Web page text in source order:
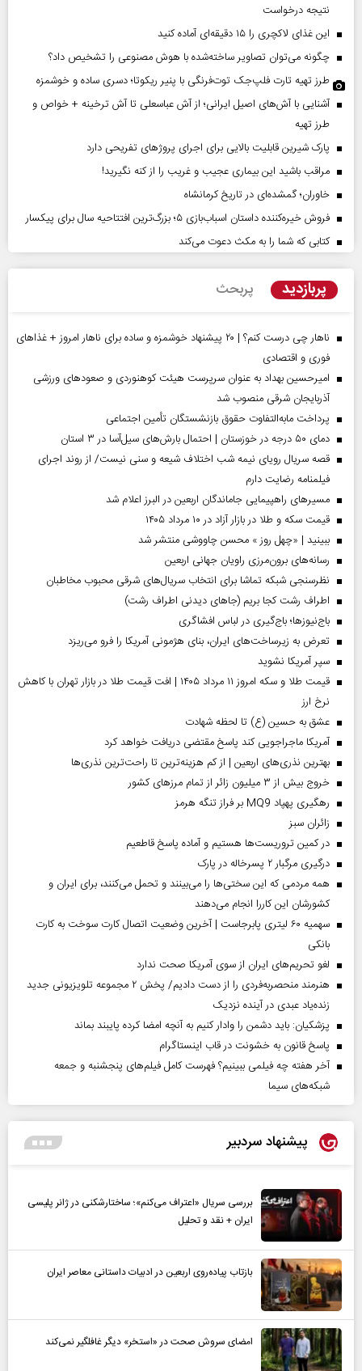
نتیجه درخواست
این غذای لاکچری را ۱۵ دقیقه‌ای آماده کنید
چگونه می‌توان تصاویر ساخته‌شده با هوش مصنوعی را تشخیص داد؟
طرز تهیه تارت فلپ‌جک توت‌فرنگی با پنیر ریکوتا؛ دسری ساده و خوشمزه
آشنایی با آش‌های اصیل ایرانی؛ از آش عباسعلی تا آش ترخینه + خواص و
طرز تهیه
پارک شیرین قابلیت‌ بالایی برای اجرای پروژهای تفریحی دارد
مراقب باشید این بیماری عجیب و غریب را از کنه نگیرید!
خاوران؛ گمشده‌ای در تاریخ کرمانشاه
فروش خیره‌کننده داستان اسباب‌بازی ۵؛ بزرگ‌ترین افتتاحیه سال برای پیکسار
کتابی که شما را به مکث دعوت می‌کند
پربازدید پربحث
ناهار چی درست کنم؟ | ۲۰ پیشنهاد خوشمزه و ساده برای ناهار امروز + غذاهای
فوری و اقتصادی
امیرحسین بهداد به عنوان سرپرست هیئت کوهنوردی و صعودهای ورزشی
آذربایجان شرقی منصوب شد
پرداخت مابه‌التفاوت حقوق بازنشستگان تأمین اجتماعی
دمای ۵۰ درجه در خوزستان | احتمال بارش‌های سیل‌آسا در ۳ استان
قصه سریال رویای نیمه شب اختلاف شیعه و سنی نیست/ از روند اجرای
فیلمنامه رضایت دارم
مسیر‌های راهپیمایی جاماندگان اربعین در البرز اعلام شد
قیمت سکه و طلا در بازار آزاد در ۱۰ مرداد ۱۴۰۵
ببینید | «چهل روز » محسن چاووشی منتشر شد
رسانه‌های برون‌مرزی راویان جهانی اربعین
نظرسنجی شبکه تماشا برای انتخاب سریال‌های شرقی محبوب مخاطبان
اطراف رشت کجا بریم (جاهای دیدنی اطراف رشت)
باج‌نیوزها؛ باج‌گیری در لباس افشاگری
تعرض به زیرساخت‌های ایران، بنای هژمونی آمریکا را فرو می‌ریزد
سپر آمریکا نشوید
قیمت طلا و سکه امروز ۱۱ مرداد ۱۴۰۵ | افت قیمت طلا در بازار تهران با کاهش
نرخ ارز
عشق به حسین (ع) تا لحظه شهادت
آمریکا ماجراجویی کند پاسخ مقتضی دریافت خواهد کرد
بهترین نذری‌های اربعین | از کم هزینه‌ترین تا راحت‌ترین نذری‌ها
خروج بیش از ۳ میلیون زائر از تمام مرز‌های کشور
رهگیری پهپاد MQ9 بر فراز تنگه هرمز
‌زائران سبز
در کمین تروریست‌ها هستیم و آماده پاسخ قاطعیم
درگیری مرگبار ۲ پسرخاله در پارک
همه مردمی که این سختی‌ها را می‌بینند و تحمل می‌کنند، برای ایران و
کشورشان این کاررا انجام می‌دهند
سهمیه ۶۰ لیتری پابرجاست | آخرین وضعیت اتصال کارت سوخت به کارت
بانکی
لغو تحریم‌های ایران از سوی آمریکا صحت ندارد
هنرمند منحصر‌به‌فردی را از دست دادیم/ پخش ۲ مجموعه تلویزیونی جدید
زنده‌یاد عبدی در آینده نزدیک
پزشکیان: باید دشمن را وادار کنیم به آنچه امضا کرده پایبند بماند
پاسخ قانون به خشونت در قاب اینستاگرام
آخر هفته چه فیلمی ببینیم؟ فهرست کامل فیلم‌های پنجشنبه و جمعه
شبکه‌های سیما
پیشنهاد سردبیر
بررسی سریال «اعتراف می‌کنم»؛ ساختارشکنی در ژانر پلیسی
ایران + نقد و تحلیل
بازتاب پیاده‌روی اربعین در ادبیات داستانی معاصر ایران
امضای سروش صحت در «استخر» دیگر غافلگیر نمی‌کند